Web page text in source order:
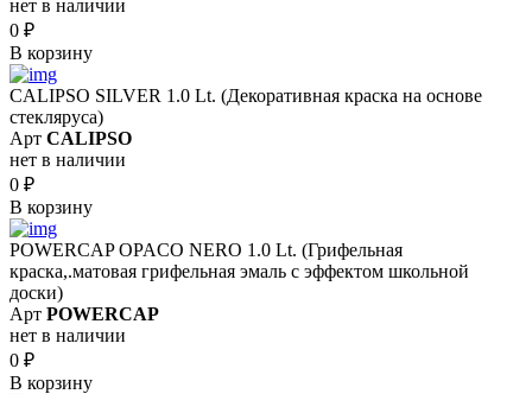
нет в наличии
0 ₽
В корзину
CALIPSO SILVER 1.0 Lt. (Декоративная краска на основе
стекляруса)
Арт CALIPSO
нет в наличии
0 ₽
В корзину
POWERCAP OPACO NERO 1.0 Lt. (Грифельная
краска,.матовая грифельная эмаль с эффектом школьной
доски)
Арт POWERCAP
нет в наличии
0 ₽
В корзину